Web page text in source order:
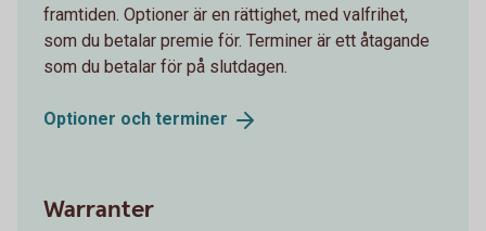
framtiden. Optioner är en rättighet, med valfrihet,
som du betalar premie för. Terminer är ett åtagande
som du betalar för på slutdagen.
Optioner och terminer
Warranter